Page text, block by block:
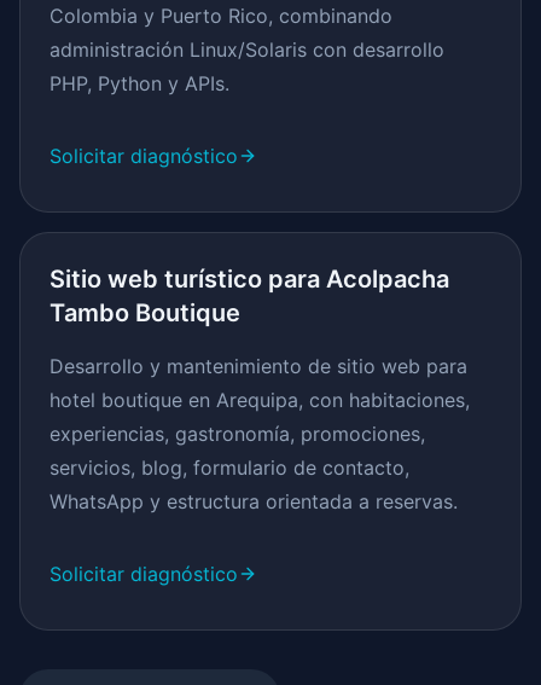
Colombia y Puerto Rico, combinando
administración Linux/Solaris con desarrollo
PHP, Python y APIs.
Solicitar diagnóstico
Sitio web turístico para Acolpacha
Tambo Boutique
Desarrollo y mantenimiento de sitio web para
hotel boutique en Arequipa, con habitaciones,
experiencias, gastronomía, promociones,
servicios, blog, formulario de contacto,
WhatsApp y estructura orientada a reservas.
Solicitar diagnóstico